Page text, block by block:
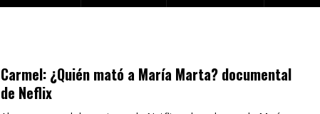
Carmel: ¿Quién mató a María Marta? documental
de Neflix